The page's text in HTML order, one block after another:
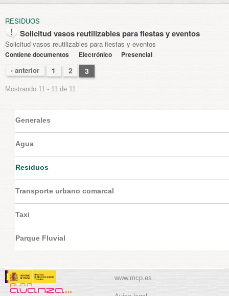
RESIDUOS
Solicitud vasos reutilizables para fiestas y eventos
Solicitud vasos reutilizables para fiestas y eventos
Contiene documentos Electrónico Presencial
PÁGINAS
‹ anterior 1 2 3
Mostrando 11 - 11 de 11
Generales
Agua
Residuos
Transporte urbano comarcal
Taxi
Parque Fluvial
www.mcp.es